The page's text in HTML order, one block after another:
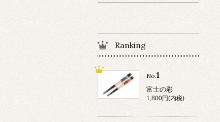
Ranking
No.1
富士の彩
1,800円(内税)